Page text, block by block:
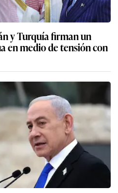
y Turquía firman un
en medio de tensión con